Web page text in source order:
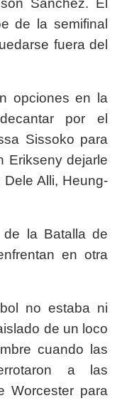
Sánchez. El
de la semifinal
fuera del
opciones en la
por el
Sissoko para
Erikseny dejarle
Alli, Heung-
la Batalla de
en otra
no estaba ni
de un loco
cuando las
a las
Worcester para